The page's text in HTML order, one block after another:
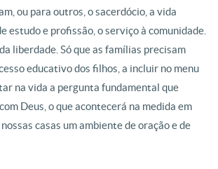
ou para outros, o sacerdócio, a vida
estudo e profissão, o serviço à comunidade.
liberdade. Só que as famílias precisam
educativo dos filhos, a incluir no menu
na vida a pergunta fundamental que
Deus, o que acontecerá na medida em
casas um ambiente de oração e de